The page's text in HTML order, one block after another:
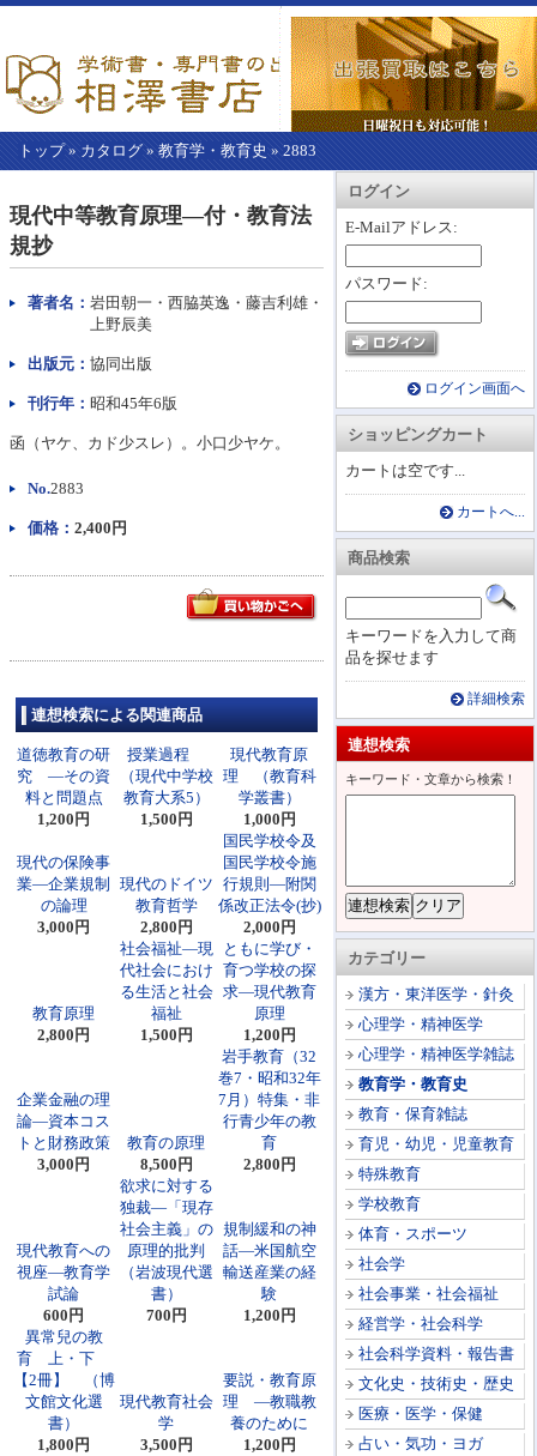
トップ» カタログ » 教育学・教育史 » 2883
カートを見る
ログイン
E-Mailアドレス:
パスワード:
ログイン画面へ
ショッピングカート
カートは空です...
カートへ...
商品検索
キーワードを入力して商
品を探せます
詳細検索
連想検索
キーワード・文章から検索！
カテゴリー
漢方・東洋医学・針灸
心理学・精神医学
心理学・精神医学雑誌
教育学・教育史
教育・保育雑誌
育児・幼児・児童教育
特殊教育
学校教育
体育・スポーツ
社会学
社会事業・社会福祉
経営学・社会科学
社会科学資料・報告書
文化史・技術史・歴史
医療・医学・保健
占い・気功・ヨガ
こ
か
ら
本
文】
現代中等教育原理―付・教育法
規抄
著者名： 岩田朝一・西脇英逸・藤吉利雄・
上野辰美
出版元： 協同出版
刊行年： 昭和45年6版
函（ヤケ、カド少スレ）。小口少ヤケ。
No.2883
価格： 2,400円
連想検索による関連商品
道徳教育の研
究 ―その資
料と問題点
1,200円
授業過程
（現代中学校
教育大系5）
1,500円
現代教育原
理 （教育科
学叢書）
1,000円
現代の保険事
業―企業規制
の論理
3,000円
現代のドイツ
教育哲学
2,800円
国民学校令及
国民学校令施
行規則―附関
係改正法令(抄)
2,000円
教育原理
2,800円
社会福祉―現
代社会におけ
る生活と社会
福祉
1,500円
ともに学び・
育つ学校の探
求―現代教育
原理
1,200円
企業金融の理
論―資本コス
トと財務政策
3,000円
教育の原理
8,500円
岩手教育（32
巻7・昭和32年
7月）特集・非
行青少年の教
育
2,800円
現代教育への
視座―教育学
試論
600円
欲求に対する
独裁―「現存
社会主義」の
原理的批判
（岩波現代選
書）
700円
規制緩和の神
話―米国航空
輸送産業の経
験
1,200円
異常兒の教
育 上・下
【2冊】 （博
文館文化選
書）
1,800円
現代教育社会
学
3,500円
要説・教育原
理 ―教職教
養のために
1,200円